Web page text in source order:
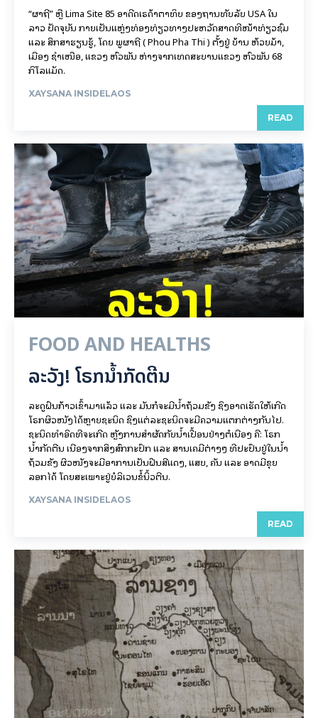
“ຜາຖີ່” ຫຼື Lima Site 85 ອາດີດເຣດ້າຕາທິບ ຂອງຖານທັບລັບ USA ໃນ
ລາວ ປັດຈຸບັນ ກາຍເປັນແຫຼ່ງທ່ອງທ່ຽວທາງປະຫວັດສາດທີ່ໜ້າທ່ຽວຊົມ
ແລະ ສຶກສາຮຽນຮູ້, ໂດຍ ພູຜາຖີ່ ( Phou Pha Thi ) ຕັ້ງຢູ່ ບ້ານ ຫ້ວຍມ້າ,
ເມືອງ ຊໍາເໜືອ, ແຂວງ ຫົວພັນ ຫ່າງຈາກເທດສະບານແຂວງ ຫົວພັນ 68
ກິ​ໂລ​ແມັດ.
XAYSANA INSIDELAOS
READ
FOOD AND HEALTHS
ລະວັງ! ໂຣກນ້ຳກັດຕີນ
ລະດູຝົນກ້າວເຂົ້າມາແລ້ວ ແລະ ມັນກໍຈະມີນ້ຳຖ້ວມຂັງ ຊຶ່ງອາດເຮັດໃຫ້ເກີດ
ໂຣກຜິວໜັງໄດ້ຫຼາຍຊະນິດ ຊຶ່ງແຕ່ລະຊະນິດຈະມີຄວາມແຕກຕ່າງກັນໄປ.
ຊະນິດທຳອິດທີ່ຈະເກີດ ຫຼັງການສຳຜັດກັບນ້ຳເປື້ອນຢ່າງຕໍ່ເນື່ອງ ຄື: ໂຣກ
ນ້ຳກັດຕີນ ເນື່ອງຈາກສິ່ງສົກກະປົກ ແລະ ສານເຄມີຕ່າງໆ ທີ່ປະປົນຢູ່ໃນນ້ຳ
ຖ້ວມຂັງ ຜິວໜັງຈະມີອາການເປັນຝື່ນສີແດງ, ແສບ, ຄັນ ແລະ ອາດມີຂຸຍ
ລອກໄດ້ ໂດຍສະເພາະຢູ່ບໍລິເວນຂໍ້ນິ້ວຕີນ.
XAYSANA INSIDELAOS
READ